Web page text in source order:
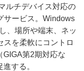
ルチデバイス対応の
サービス。Windows
、場所や端末、ネッ
スを柔軟にコントロ
GIGA第2期対応な
する。